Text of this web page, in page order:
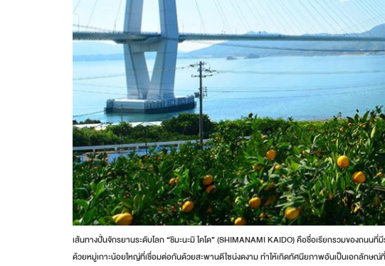
เส้นทางปั่นจักรยานระดับโลก “ชิมะนะมิ ไคโด” (SHIMANAMI KAIDO) คือชื่อเรียกรวมของถนนที่มี
ด้วยหมู่เกาะน้อยใหญ่ที่เชื่อมต่อกันด้วยสะพานดีไซน์งดงาม ทำให้เกิดทัศนียภาพอันเป็นเอกลักษณ์